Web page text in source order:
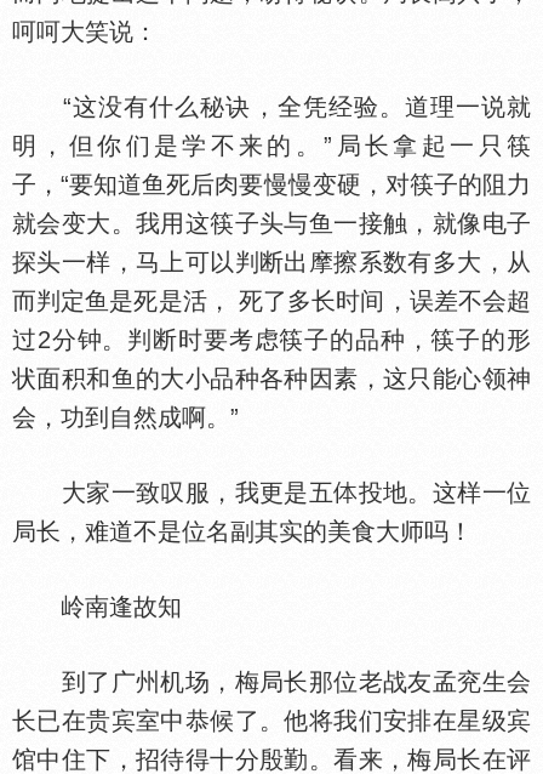
呵呵大笑说：
“这没有什么秘诀，全凭经验。道理一说就
明，但你们是学不来的。”局长拿起一只筷
子，“要知道鱼死后肉要慢慢变硬，对筷子的阻力
就会变大。我用这筷子头与鱼一接触，就像电子
探头一样，马上可以判断出摩擦系数有多大，从
而判定鱼是死是活， 死了多长时间，误差不会超
过2分钟。判断时要考虑筷子的品种，筷子的形
状面积和鱼的大小品种各种因素，这只能心领神
会，功到自然成啊。”
大家一致叹服，我更是五
投地。这样一位
局长，难道不是位名副其实的美食大师吗！
岭南逢故知
到了广州机场，梅局长那位老战友孟兖生会
长已在贵宾室中恭候了。他将我们安排在星级宾
馆中住下，招待得十分殷勤。看来，梅局长在评